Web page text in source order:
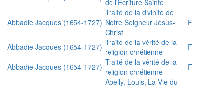
de l'Ecriture Sainte
Abbadie Jacques (1654-1727)
Traité de la divinité de
Notre Seigneur Jésus-
Christ
F
Abbadie Jacques (1654-1727) Traité de la vérité de la
religion chrétienne
F
Abbadie Jacques (1654-1727) Traité de la vérité de la
religion chrétienne
F
Abelly, Louis, La Vie du